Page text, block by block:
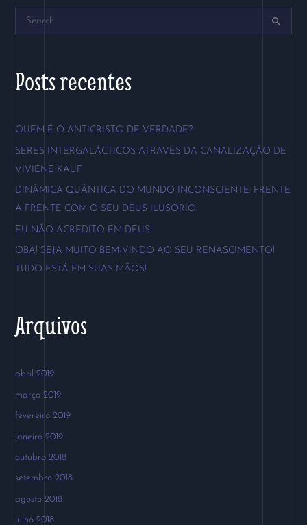
q
i
s
o
r
Posts recentes
QUEM É O ANTICRISTO DE VERDADE?
SERES INTERGALÁCTICOS ATRAVÉS DA CANALIZAÇÃO DE
VIVIENE KAUF
DINÂMICA QUÂNTICA DO MUNDO INCONSCIENTE: FRENTE
A FRENTE COM O SEU DEUS ILUSÓRIO.
EU NÃO ACREDITO EM DEUS!
OBA! SEJA MUITO BEM-VINDO AO SEU RENASCIMENTO!
TUDO ESTÁ EM SUAS MÃOS!
Arquivos
abril 2019
março 2019
fevereiro 2019
janeiro 2019
outubro 2018
setembro 2018
agosto 2018
julho 2018